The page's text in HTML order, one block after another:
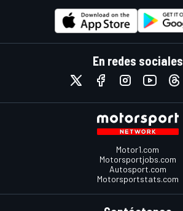
En redes sociales
Motor1.com
Motorsportjobs.com
Autosport.com
Motorsportstats.com